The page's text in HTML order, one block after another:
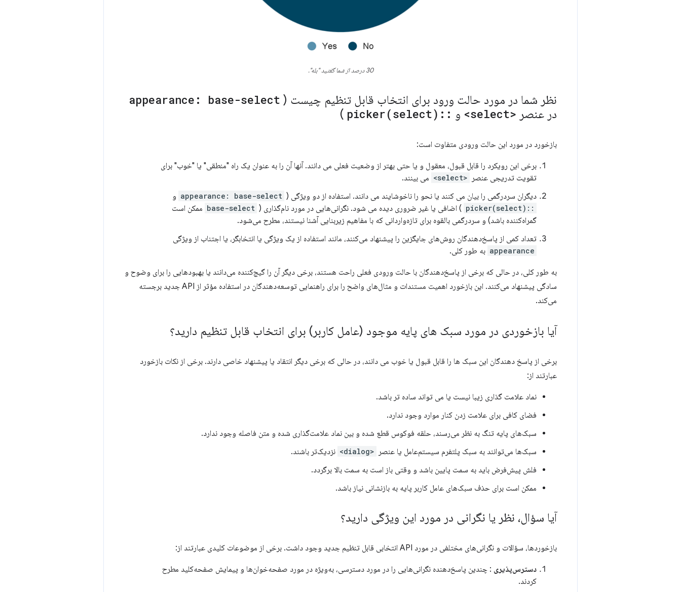
30 درصد از شما گفتید "بله".
نظر شما در مورد حالت ورود برای انتخاب قابل تنظیم چیست ( appearance: base-select
در عنصر <select> و ::
picker(select)
)
بازخورد در مورد این حالت ورودی متفاوت است:
برخی این رویکرد را قابل قبول، معقول و یا حتی بهتر از وضعیت فعلی می دانند. آنها آن را به عنوان یک راه "منطقی" یا "خوب" برای
تقویت تدریجی عنصر
<select>
می بینند.
دیگران سردرگمی را بیان می کنند یا نحو را ناخوشایند می دانند. استفاده از دو ویژگی ( appearance: base-select و
::picker(select) ) اضافی یا غیر ضروری دیده می شود. نگرانی‌هایی در مورد نام‌گذاری ( base-select ممکن است
گمراه‌کننده باشد) و سردرگمی بالقوه برای تازه‌واردانی که با مفاهیم زیربنایی آشنا نیستند، مطرح می‌شود.
تعداد کمی از پاسخ‌دهندگان روش‌های جایگزین را پیشنهاد می‌کنند، مانند استفاده از یک ویژگی یا انتخابگر، یا اجتناب از ویژگی
appearance به طور کلی.
به طور کلی، در حالی که برخی از پاسخ‌دهندگان با حالت ورودی فعلی راحت هستند، برخی دیگر آن را گیج‌کننده می‌دانند یا بهبودهایی را برای وضوح و
سادگی پیشنهاد می‌کنند. این بازخورد اهمیت مستندات و مثال‌های واضح را برای راهنمایی توسعه‌دهندگان در استفاده مؤثر از API جدید برجسته
می‌کند.
آیا بازخوردی در مورد سبک های پایه موجود (عامل کاربر) برای انتخاب قابل تنظیم دارید؟
برخی از پاسخ دهندگان این سبک ها را قابل قبول یا خوب می دانند، در حالی که برخی دیگر انتقاد یا پیشنهاد خاصی دارند. برخی از نکات بازخورد
عبارتند از:
نماد علامت گذاری زیبا نیست یا می تواند ساده تر باشد.
فضای کافی برای علامت زدن کنار موارد وجود ندارد.
سبک‌های پایه تنگ به نظر می‌رسند، حلقه فوکوس قطع شده و بین نماد علامت‌گذاری شده و متن فاصله وجود ندارد.
سبک‌ها می‌توانند به سبک پلتفرم سیستم‌عامل یا عنصر
<dialog>
نزدیک‌تر باشند.
فلش پیش‌فرض باید به سمت پایین باشد و وقتی باز است به سمت بالا برگردد.
ممکن است برای حذف سبک‌های عامل کاربر پایه به بازنشانی نیاز باشد.
آیا سؤال، نظر یا نگرانی در مورد این ویژگی دارید؟
بازخوردها، سؤالات و نگرانی‌های مختلفی در مورد API انتخابی قابل تنظیم جدید وجود داشت. برخی از موضوعات کلیدی عبارتند از:
دسترس‌پذیری : چندین پاسخ‌دهنده نگرانی‌هایی را در مورد دسترسی، به‌ویژه در مورد صفحه‌خوان‌ها و پیمایش صفحه‌کلید مطرح
کردند.